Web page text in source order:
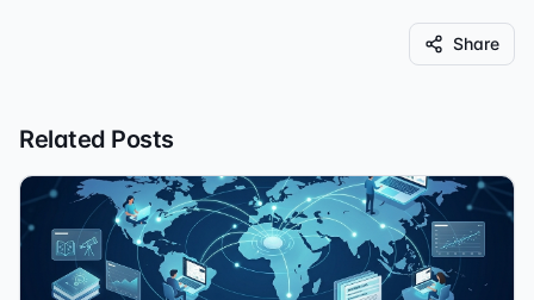
Share
Related Posts